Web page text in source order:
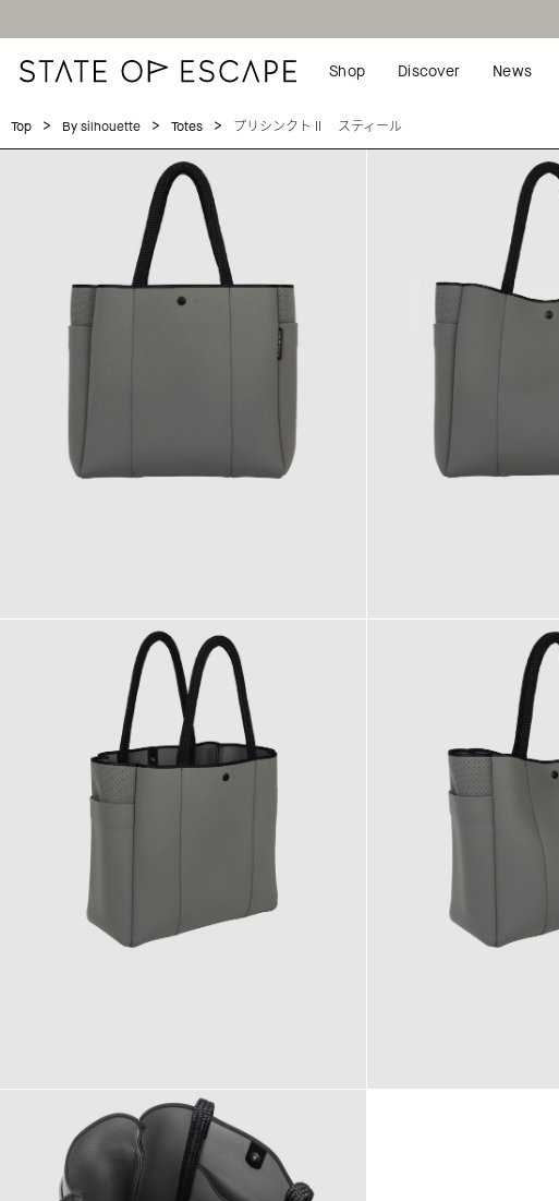
Shop Discover News
Top > By silhouette > Totes > プリシンクトⅡ スティール